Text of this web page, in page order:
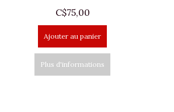
C$75,00
Ajouter au panier
Plus d'informations